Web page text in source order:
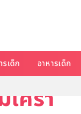
เด็ก อาหารเด็ก
เศร้า